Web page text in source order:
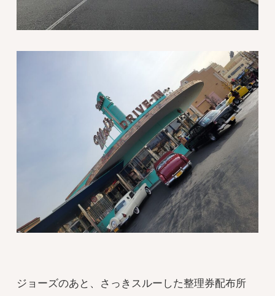
ジョーズのあと、さっきスルーした整理券配布所